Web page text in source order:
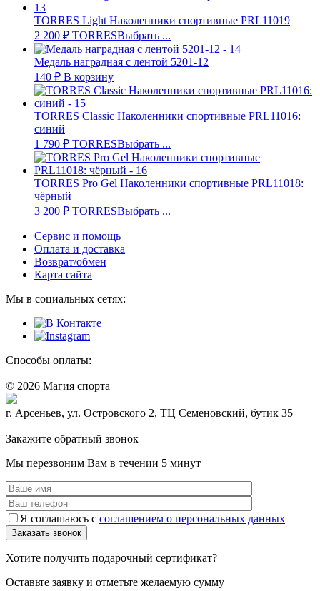
TORRES Light Наколенники спортивные PRL11019
2 200 ₽ TORRESВыбрать ...
Медаль наградная с лентой 5201-12
140 ₽ В корзину
TORRES Classic Наколенники спортивные PRL11016:
синий
1 790 ₽ TORRESВыбрать ...
TORRES Pro Gel Наколенники спортивные PRL11018:
чёрный
3 200 ₽ TORRESВыбрать ...
Сервис и помощь
Оплата и доставка
Возврат/обмен
Карта сайта
Мы в социальных сетях:
Способы оплаты:
© 2026 Магия спорта
г. Арсеньев, ул. Островского 2, ТЦ Семеновский, бутик 35
Закажите обратный звонок
Мы перезвоним Вам в течении 5 минут
Я соглашаюсь с соглашением о персональных данных
Хотите получить подарочный сертификат?
Оставьте заявку и отметьте желаемую сумму